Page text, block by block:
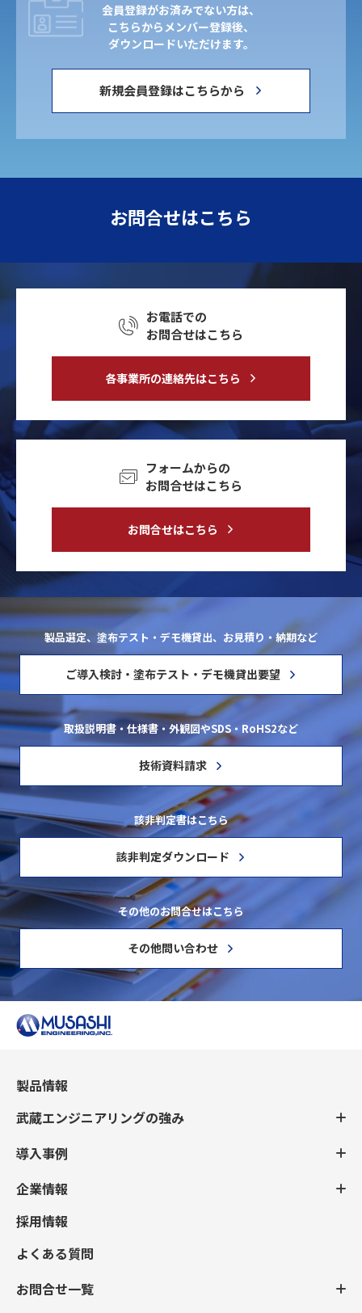
会員登録がお済みでない方は、
こちらからメンバー登録後、
ダウンロードいただけます。
新規会員登録はこちらから
お問合せはこちら
お電話での
お問合せはこちら
各事業所の連絡先はこちら
フォームからの
お問合せはこちら
お問合せはこちら
製品選定、塗布テスト・デモ機貸出、お見積り・納期など
ご導入検討・塗布テスト・デモ機貸出要望
取扱説明書・仕様書・外観図やSDS・RoHS2など
技術資料請求
該非判定書はこちら
該非判定ダウンロード
その他のお問合せはこちら
その他問い合わせ
製品情報
武蔵エンジニアリングの強み
導入事例
企業情報
採用情報
よくある質問
お問合せ一覧